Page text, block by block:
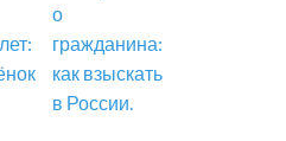
о
гражданина:
как взыскать
в России.